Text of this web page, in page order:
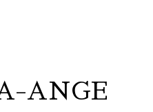
ANGE